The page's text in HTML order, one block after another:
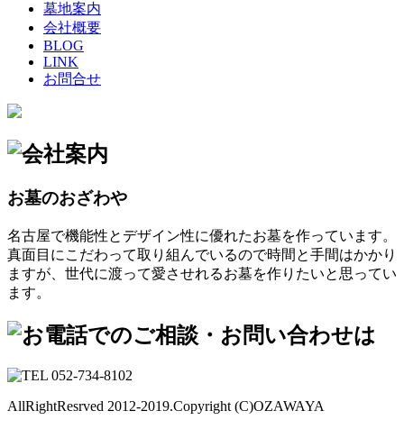
墓地案内
会社概要
BLOG
LINK
お問合せ
お墓のおざわや
名古屋で機能性とデザイン性に優れたお墓を作っています。
真面目にこだわって取り組んでいるので時間と手間はかかり
ますが、世代に渡って愛させれるお墓を作りたいと思ってい
ます。
AllRightResrved 2012-2019.Copyright (C)OZAWAYA